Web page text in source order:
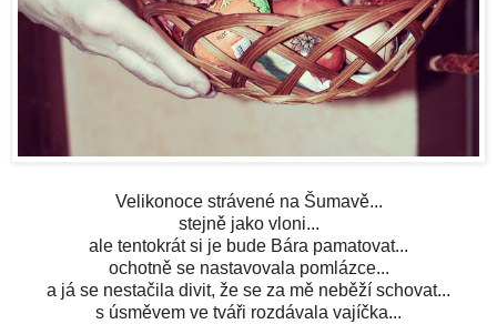
Velikonoce strávené na Šumavě...
stejně jako vloni...
ale tentokrát si je bude Bára pamatovat...
ochotně se nastavovala pomlázce...
a já se nestačila divit, že se za mě neběží schovat...
s úsměvem ve tváři rozdávala vajíčka...